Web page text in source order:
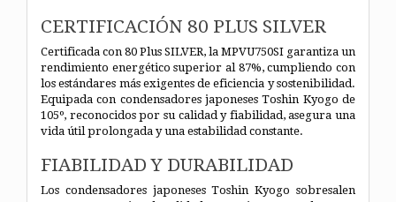
CERTIFICACIÓN 80 PLUS SILVER
Certificada con 80 Plus SILVER, la MPVU750SI garantiza un
rendimiento energético superior al 87%, cumpliendo con
los estándares más exigentes de eficiencia y sostenibilidad.
Equipada con condensadores japoneses Toshin Kyogo de
105º, reconocidos por su calidad y fiabilidad, asegura una
vida útil prolongada y una estabilidad constante.
FIABILIDAD Y DURABILIDAD
Los condensadores japoneses Toshin Kyogo sobresalen